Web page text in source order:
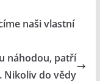
naši vlastní
náhodou, patří
Nikoliv do vědy